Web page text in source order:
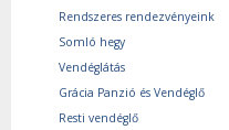
Rendszeres rendezvényeink
Somló hegy
Vendéglátás
Grácia Panzió és Vendéglő
Resti vendéglő